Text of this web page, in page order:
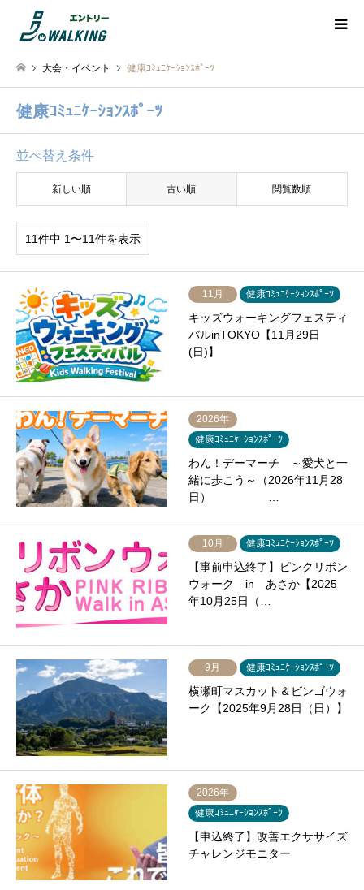
大会・イベント 健康ｺﾐｭﾆｹｰｼｮﾝｽﾎﾟｰﾂ
健康ｺﾐｭﾆｹｰｼｮﾝｽﾎﾟｰﾂ
並べ替え条件
新しい順 古い順 閲覧数順
11件中 1〜11件を表示
11月 健康ｺﾐｭﾆｹｰｼｮﾝｽﾎﾟｰﾂ
キッズウォーキングフェスティ
バルinTOKYO【11月29日
(日)】
2026年
健康ｺﾐｭﾆｹｰｼｮﾝｽﾎﾟｰﾂ
わん！デーマーチ ～愛犬と一
緒に歩こう～（2026年11月28
日） …
10月 健康ｺﾐｭﾆｹｰｼｮﾝｽﾎﾟｰﾂ
【事前申込終了】ピンクリボン
ウォーク in あさか【2025
年10月25日（…
9月 健康ｺﾐｭﾆｹｰｼｮﾝｽﾎﾟｰﾂ
横瀬町マスカット＆ビンゴウォ
ーク【2025年9月28日（日）】
2026年
健康ｺﾐｭﾆｹｰｼｮﾝｽﾎﾟｰﾂ
【申込終了】改善エクササイズ
チャレンジモニター